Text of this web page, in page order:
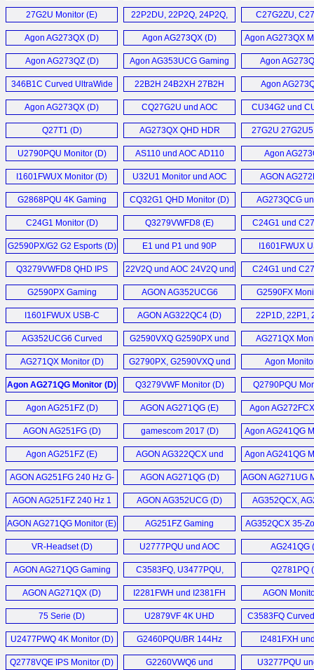
Monitor (D)
27G2U Monitor (E)
22P2DU, 22P2Q, 24P2Q,
24P2C, Q24P2Q, 27P2Q,
Q27P2Q (D)
C27G2ZU,
24G2ZE,
C32G2ZE
Agon AG273QX (D) Agon AG273QX (D) Agon AG273QX
Agon AG273QZ (D)
Agon AG353UCG Gaming
Monitor (D)
Agon
346B1C Curved UltraWide
Monitor (E)
22B2H 24B2XH 27B2H
Monitore (D)
Agon
Agon AG273QX (D)
CQ27G2U und AOC
Q27G2U (D)
CU34G2 und
Monitor
Q27T1 (D)
AG273QX QHD HDR
Monitor (D)
27G2U
24G2U5 Gaming
U2790PQU Monitor (D)
AS110 und AOC AD110
Monitorarm (D)
Agon
Monitor
I1601FWUX Monitor (D)
U32U1 Monitor und AOC
Q27T1 Monitor (D)
AGON
Monitor
G2868PQU 4K Gaming
Monitor (D)
CQ32G1 QHD Monitor (D)
AG273QCG
AG273QCX
Monitor
C24G1 Monitor (D) Q3279VWFD8 (E)
C24G1 und
C32G1 und
Monitor
G2590PX/G2 G2 Esports (D)
E1 und P1 und 90P
Business Monitor (D)
I1601FWUX
Monitor
Q3279VWFD8 QHD IPS
Monitor (D)
22V2Q und AOC 24V2Q und
AOC 27V2Q (D)
C24G1 und
C32G1 Curved
G2590PX Gaming
Monitor (E)
AGON AG352UCG6
Monitor (E)
G2590FX
I1601FWUX USB-C
Monitor (D)
AGON AG322QC4 (D)
22P1D, 22P1,
X24P1, 27P1 und
AG352UCG6 Curved
Monitor (D)
G2590VXQ G2590PX und
G2790PX (D)
AG271QX
AG271QX Monitor (D)
G2790PX, G2590VXQ und
G2590PX Monitor (D)
Agon
Agon AG271QG Monitor (D) Q3279VWF Monitor (D) Q2790PQU
Agon AG251FZ (D) AGON AG271QG (E)
Agon
Monitor
AGON AG251FG (D)
gamescom 2017 (D) Agon AG241QG
Agon AG251FZ (E)
AGON AG322QCX und
AG272FCX (D)
Agon AG241QG
AGON AG251FG 240 Hz G-
SYNC Monitor (D)
AGON AG271QG (D) AGON AG271UG
AGON AG251FZ 240 Hz 1
ms Gaming Monitor (D)
AGON AG352UCG (D)
AG352QCX,
Q2781PQ
AGON AG271QG Monitor (E)
AG251FZ Gaming
Monitor (D)
AG352QCX 35-
Gaming
VR-Headset (D)
U2777PQU und AOC
U3277PWQU (D)
AG241QG
AGON AG271QG Gaming
Monitor (D)
C3583FQ, U3477PQU,
U3277PQU und
Q3277PQU (D)
Q2781PQ
AGON AG271QX (D)
I2281FWH und I2381FH
Monitor (D)
AGON
75 Serie (D)
U2879VF 4K UHD
Monitor (D)
C3583FQ
Monitor
U2477PWQ 4K Monitor (D)
G2460PQU/BR 144Hz
Monitor (E)
I2481FXH
I2781FH
Q2778VQE IPS Monitor (D)
G2260VWQ6 und U3277PQU